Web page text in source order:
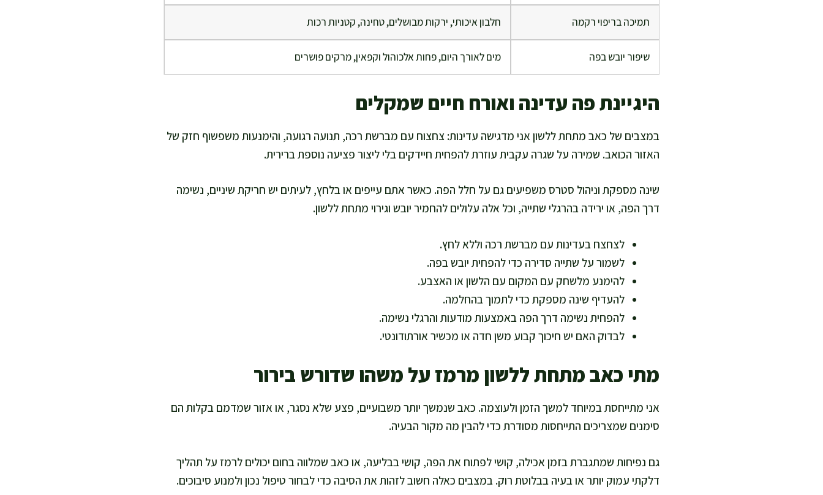
תמיכה בריפוי רקמה חלבון איכותי, ירקות מבושלים, טחינה, קטניות רכות
שיפור יובש בפה מים לאורך היום, פחות אלכוהול וקפאין, מרקים פושרים
היגיינת פה עדינה ואורח חיים שמקלים
במצבים של כאב מתחת ללשון אני מדגישה עדינות: צחצוח עם מברשת רכה, תנועה רגועה, והימנעות משפשוף חזק של
האזור הכואב. שמירה על שגרה עקבית עוזרת להפחית חיידקים בלי ליצור פציעה נוספת ברירית.
שינה מספקת וניהול סטרס משפיעים גם על חלל הפה. כאשר אתם עייפים או בלחץ, לעיתים יש חריקת שיניים, נשימה
דרך הפה, או ירידה בהרגלי שתייה, וכל אלה עלולים להחמיר יובש וגירוי מתחת ללשון.
לצחצח בעדינות עם מברשת רכה וללא לחץ.
לשמור על שתייה סדירה כדי להפחית יובש בפה.
להימנע מלשחק עם המקום עם הלשון או האצבע.
להעדיף שינה מספקת כדי לתמוך בהחלמה.
להפחית נשימה דרך הפה באמצעות מודעות והרגלי נשימה.
לבדוק האם יש חיכוך קבוע משן חדה או מכשיר אורתודונטי.
מתי כאב מתחת ללשון מרמז על משהו שדורש בירור
אני מתייחסת במיוחד למשך הזמן ולעוצמה. כאב שנמשך יותר משבועיים, פצע שלא נסגר, או אזור שמדמם בקלות הם
סימנים שמצריכים התייחסות מסודרת כדי להבין מה מקור הבעיה.
גם נפיחות שמתגברת בזמן אכילה, קושי לפתוח את הפה, קושי בבליעה, או כאב שמלווה בחום יכולים לרמז על תהליך
דלקתי עמוק יותר או בעיה בבלוטת רוק. במצבים כאלה חשוב לזהות את הסיבה כדי לבחור טיפול נכון ולמנוע סיבוכים.